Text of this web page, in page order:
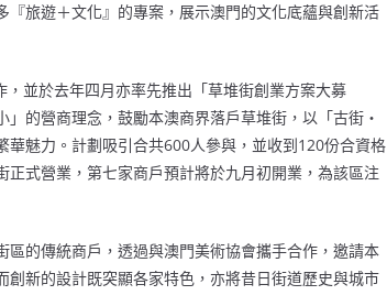
旅遊＋文化』的專案，展示澳門的文化底蘊與創新活
並於去年四月亦率先推出「草堆街創業方案大募
的營商理念，鼓勵本澳商界落戶草堆街，以「古街‧
魅力。計劃吸引合共600人參與，並收到120份合資格
式營業，第七家商戶預計將於九月初開業，為該區注
的傳統商戶，透過與澳門美術協會攜手合作，邀請本
新的設計既突顯各家特色，亦將昔日街道歷史與城市